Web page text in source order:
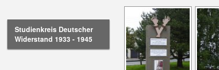
Studienkreis Deutscher
Widerstand 1933 - 1945